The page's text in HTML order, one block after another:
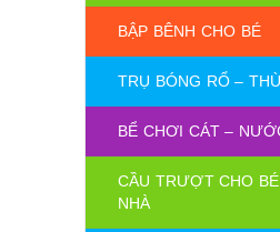
BẬP BÊNH CHO BÉ
TRỤ BÓNG RỔ –
BỂ CHƠI CÁT –
CẦU TRƯỢT CHO
NHÀ